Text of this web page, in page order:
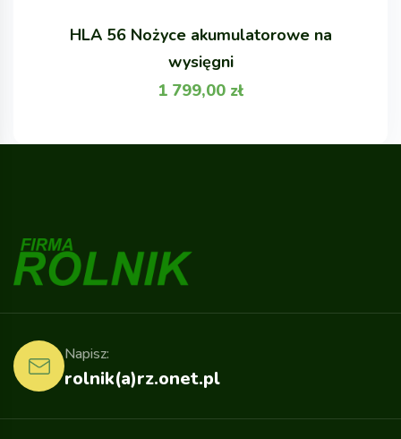
HLA 56 Nożyce akumulatorowe na
wysięgni
1 799,00 zł
rolnik(a)rz.onet.pl
Napisz: